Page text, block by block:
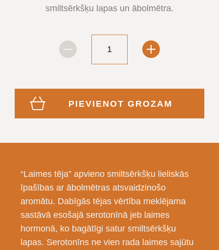
smiltsērkšķu lapas un ābolmētra.
PIEVIENOT GROZAM
“Laimes tēja” apvieno smiltsērkšķu lieliskās
īpašības ar ābolmētras atsvaidzinošo
aromātu. Dabīgās tējas vērtība meklējama
sastāvā esošajā serotonīnā jeb laimes
hormonā, ko bagātīgi satur smiltsērkšķu
lapas. Serotonīns ne vien rada laimes sajūtu